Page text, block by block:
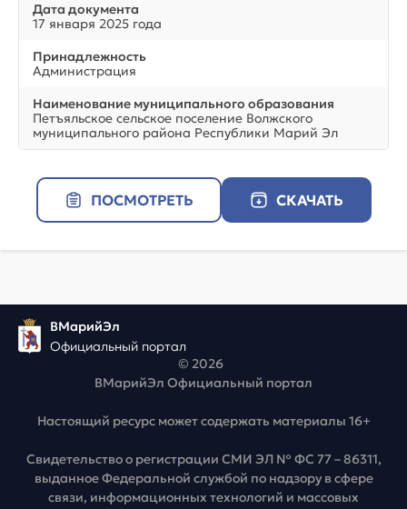
Дата документа
17 января 2025 года
Принадлежность
Администрация
Наименование муниципального образования
Петъяльское сельское поселение Волжского
муниципального района Республики Марий Эл
ПОСМОТРЕТЬ СКАЧАТЬ
ВМарийЭл
Официальный портал
© 2026
ВМарийЭл Официальный портал
Настоящий ресурс может содержать материалы 16+
Свидетельство о регистрации СМИ ЭЛ № ФС 77 – 86311,
выданное Федеральной службой по надзору в сфере
связи, информационных технологий и массовых